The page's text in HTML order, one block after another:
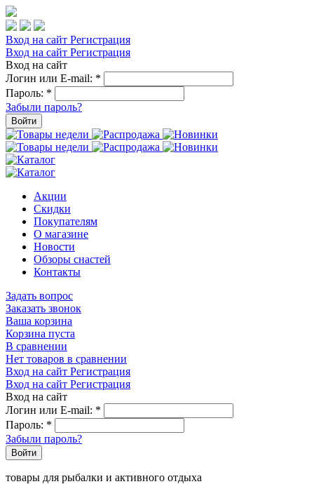
Вход на сайт Регистрация
Вход на сайт Регистрация
Вход на сайт
Логин или E-mail: *
Пароль: *
Забыли пароль?
Войти
Акции
Скидки
Покупателям
О магазине
Новости
Обзоры снастей
Контакты
Задать вопрос
Заказать звонок
Ваша корзина
Корзина пуста
В сравнении
Нет товаров в сравнении
Вход на сайт Регистрация
Вход на сайт Регистрация
Вход на сайт
Логин или E-mail: *
Пароль: *
Забыли пароль?
Войти
товары для рыбалки и активного отдыха